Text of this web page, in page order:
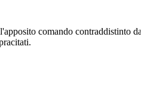
comando